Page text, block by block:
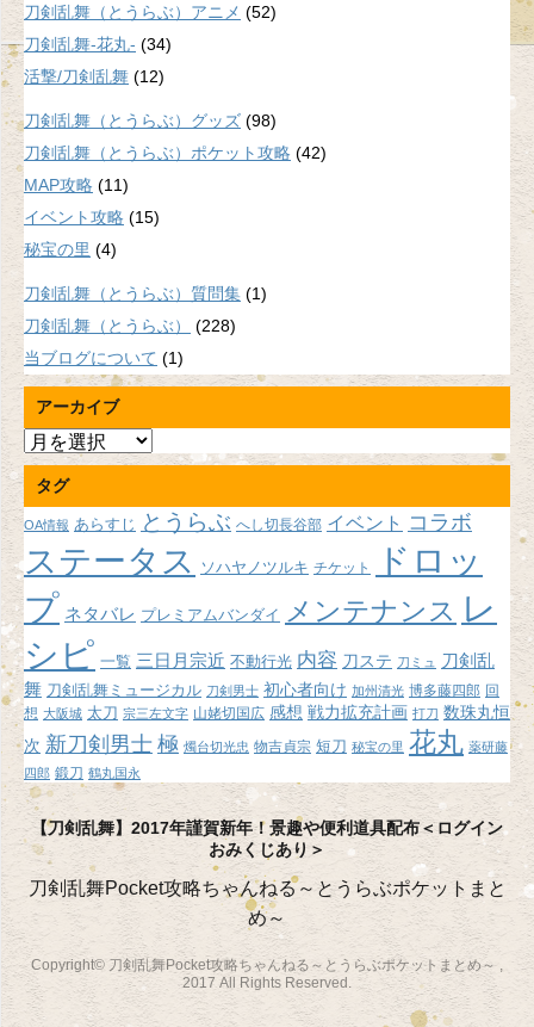
刀剣乱舞（とうらぶ）アニメ (52)
刀剣乱舞-花丸- (34)
活撃/刀剣乱舞 (12)
刀剣乱舞（とうらぶ）グッズ (98)
刀剣乱舞（とうらぶ）ポケット攻略 (42)
MAP攻略 (11)
イベント攻略 (15)
秘宝の里 (4)
刀剣乱舞（とうらぶ）質問集 (1)
刀剣乱舞（とうらぶ）
(228)
当ブログについて (1)
アーカイブ
ア
ー
カ
イ
ブ
タグ
OA情報 あらすじ とうらぶ へし切長谷部 イベント コラボ
ステータス ソハヤノツルキ チケット
ドロッ
プ ネタバレ プレミアムバンダイ メンテナンス レ
シピ 一覧 三日月宗近 不動行光 内容 刀ステ 刀ミュ
刀剣乱
舞 刀剣乱舞ミュージカル 刀剣男士 初心者向け 加州清光 博多藤四郎 回
想 大阪城 太刀 宗三左文字 山姥切国広 感想 戦力拡充計画 打刀 数珠丸恒
次 新刀剣男士 極 燭台切光忠 物吉貞宗 短刀 秘宝の里 花丸 薬研藤
四郎 鍛刀 鶴丸国永
【刀剣乱舞】2017年謹賀新年！景趣や便利道具配布＜ログイン
おみくじあり＞
刀剣乱舞Pocket攻略ちゃんねる～とうらぶポケットまと
め～
Copyright© 刀剣乱舞Pocket攻略ちゃんねる～とうらぶポケットまとめ～ ,
2017 All Rights Reserved.